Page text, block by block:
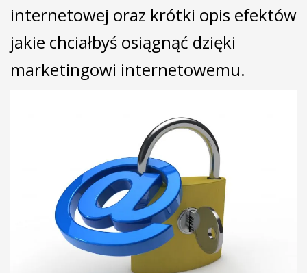
internetowej oraz krótki opis efektów
jakie chciałbyś osiągnąć dzięki
marketingowi internetowemu.